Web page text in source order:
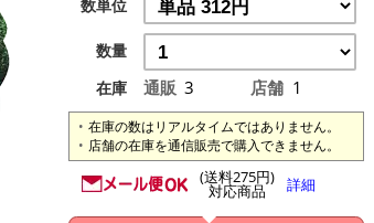
数単位
数量
在庫
通販 3 店舗 1
在庫の数はリアルタイムではありません。
店舗の在庫を通信販売で購入できません。
(送料275円)
対応商品 詳細